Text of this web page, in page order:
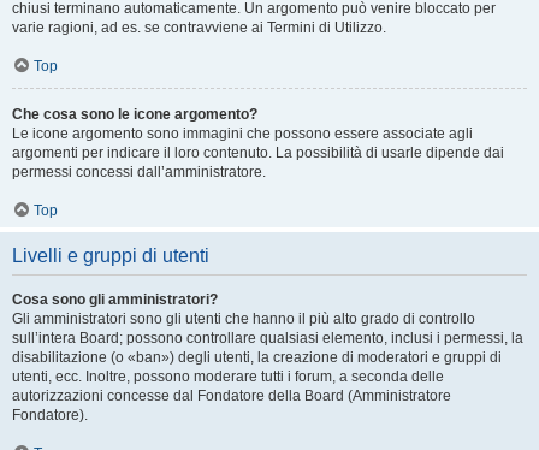
chiusi terminano automaticamente. Un argomento può venire bloccato per
varie ragioni, ad es. se contravviene ai Termini di Utilizzo.
Top
Che cosa sono le icone argomento?
Le icone argomento sono immagini che possono essere associate agli
argomenti per indicare il loro contenuto. La possibilità di usarle dipende dai
permessi concessi dall’amministratore.
Top
Livelli e gruppi di utenti
Cosa sono gli amministratori?
Gli amministratori sono gli utenti che hanno il più alto grado di controllo
sull’intera Board; possono controllare qualsiasi elemento, inclusi i permessi, la
disabilitazione (o «ban») degli utenti, la creazione di moderatori e gruppi di
utenti, ecc. Inoltre, possono moderare tutti i forum, a seconda delle
autorizzazioni concesse dal Fondatore della Board (Amministratore
Fondatore).